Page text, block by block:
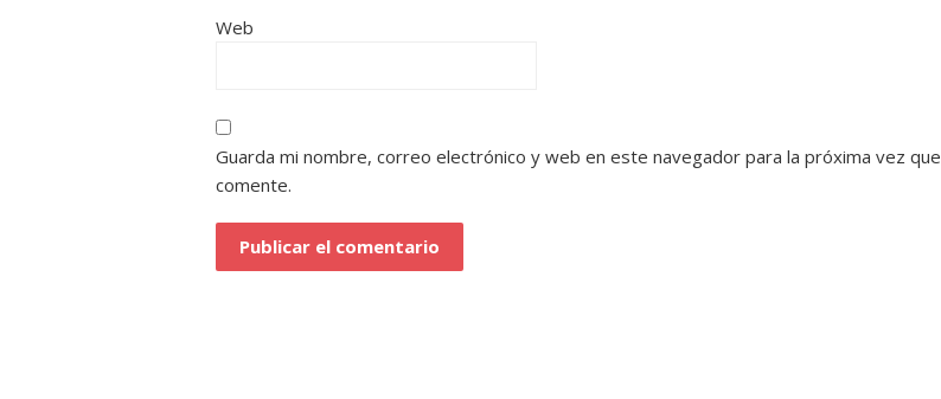
Web
Guarda mi nombre, correo electrónico y web en este navegador para la próxima vez que
comente.